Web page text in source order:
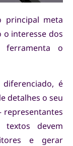
principal meta
interesse dos
o
é
detalhes o seu
representantes
textos devem
e gerar